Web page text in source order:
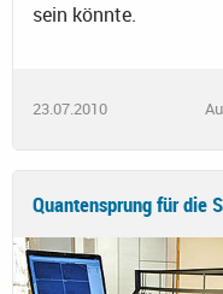
sein könnte.
23.07.2010
Quantensprung für die